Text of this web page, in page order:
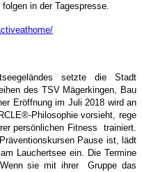
in der Tagespresse.
setzte die Stadt
des TSV Mägerkingen, Bau
Eröffnung im Juli 2018 wird an
Philosophie vorsieht, rege
persönlichen Fitness trainiert.
Pause ist, lädt
Lauchertsee ein. Die Termine
sie mit ihrer Gruppe das